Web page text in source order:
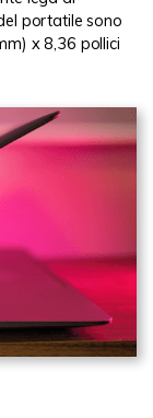
portatile sono
x 8,36 pollici